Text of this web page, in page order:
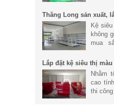
doanh.
Thăng Long sản xuất,
Hà Nội
Kệ
không
mua
xuất và
Lắp đặt kệ siêu thị
Phong
Nhằm
cao
thi